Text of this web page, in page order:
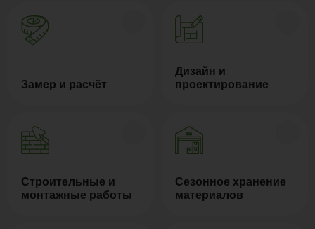
Замер и расчёт
Дизайн и
проектирование
Строительные и
монтажные работы
Сезонное хранение
материалов